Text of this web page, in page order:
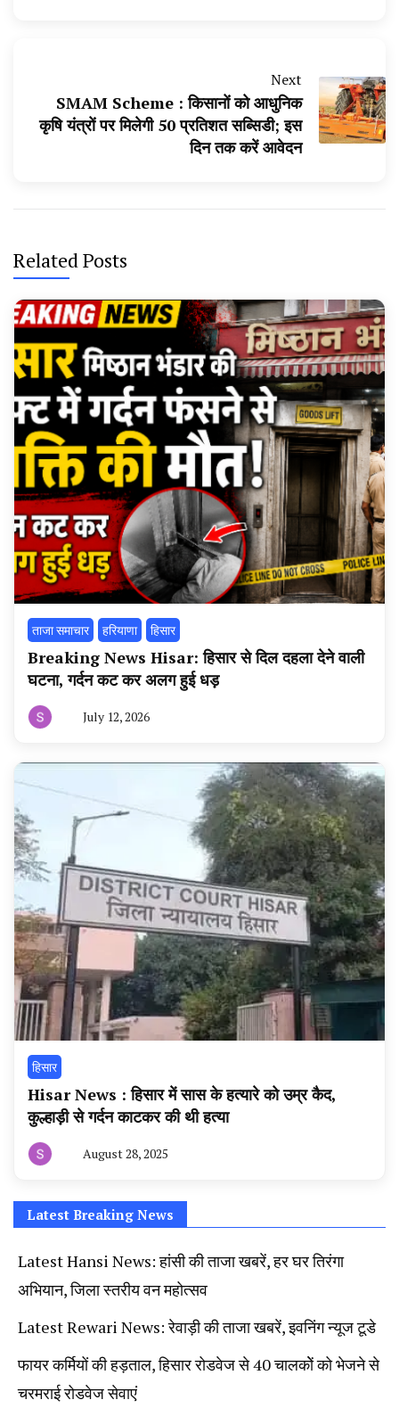
Next
SMAM Scheme : किसानों को आधुनिक
कृषि यंत्रों पर मिलेगी 50 प्रतिशत सब्सिडी; इस
दिन तक करें आवेदन
Related Posts
ताजा समाचार हरियाणा हिसार
Breaking News Hisar: हिसार से दिल दहला देने वाली
घटना, गर्दन कट कर अलग हुई धड़
टूडे
July 12, 2026
हिसार
Hisar News : हिसार में सास के हत्यारे को उम्र कैद,
कुल्हाड़ी से गर्दन काटकर की थी हत्या
टूडे
August 28, 2025
Latest Breaking News
Latest Hansi News: हांसी की ताजा खबरें, हर घर तिरंगा
अभियान, जिला स्तरीय वन महोत्सव
Latest Rewari News: रेवाड़ी की ताजा खबरें, इवनिंग न्यूज टूडे
फायर कर्मियों की हड़ताल, हिसार रोडवेज से 40 चालकोें को भेजने से
चरमराई रोडवेज सेवाएं